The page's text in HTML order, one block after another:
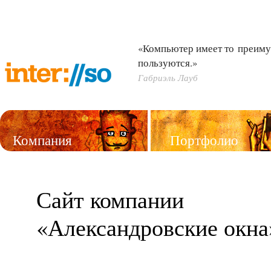
«Компьютер имеет то
пользуются.»
Габриэль Лауб
Компания Портфолио
Сайт компании
«Александровские